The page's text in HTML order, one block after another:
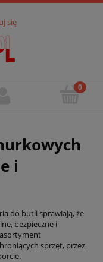
się
i
do butli sprawiają, że
bezpieczne i
sprzęt, przez